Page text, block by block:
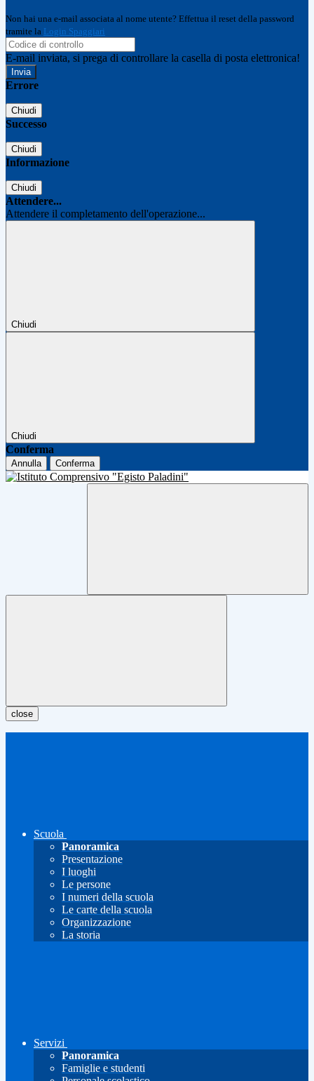
Non hai una e-mail associata al nome utente? Effettua il reset della password
tramite la Login Spaggiari
E-mail inviata, si prega di controllare la casella di posta elettronica!
Errore
Chiudi
Successo
Chiudi
Informazione
Chiudi
Attendere...
Attendere il completamento dell'operazione...
Chiudi
Chiudi
Conferma
Annulla Conferma
close
Scuola
Panoramica
Presentazione
I luoghi
Le persone
I numeri della scuola
Le carte della scuola
Organizzazione
La storia
Servizi
Panoramica
Famiglie e studenti